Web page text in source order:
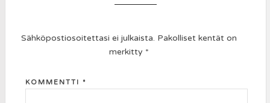
Sähköpostiosoitettasi ei julkaista. Pakolliset kentät on
merkitty *
KOMMENTTI *